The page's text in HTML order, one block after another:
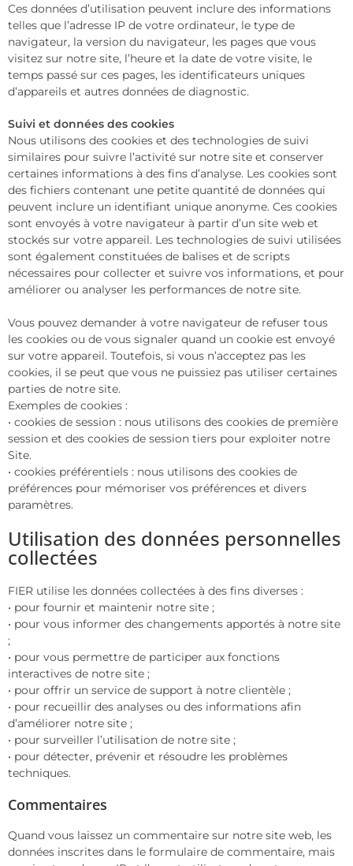
Ces données d’utilisation peuvent inclure des informations
telles que l’adresse IP de votre ordinateur, le type de
navigateur, la version du navigateur, les pages que vous
visitez sur notre site, l’heure et la date de votre visite, le
temps passé sur ces pages, les identificateurs uniques
d’appareils et autres données de diagnostic.
Suivi et données des cookies
Nous utilisons des cookies et des technologies de suivi
similaires pour suivre l’activité sur notre site et conserver
certaines informations à des fins d’analyse. Les cookies sont
des fichiers contenant une petite quantité de données qui
peuvent inclure un identifiant unique anonyme. Ces cookies
sont envoyés à votre navigateur à partir d’un site web et
stockés sur votre appareil. Les technologies de suivi utilisées
sont également constituées de balises et de scripts
nécessaires pour collecter et suivre vos informations, et pour
améliorer ou analyser les performances de notre site.
Vous pouvez demander à votre navigateur de refuser tous
les cookies ou de vous signaler quand un cookie est envoyé
sur votre appareil. Toutefois, si vous n’acceptez pas les
cookies, il se peut que vous ne puissiez pas utiliser certaines
parties de notre site.
Exemples de cookies :
• cookies de session : nous utilisons des cookies de première
session et des cookies de session tiers pour exploiter notre
Site.
• cookies préférentiels : nous utilisons des cookies de
préférences pour mémoriser vos préférences et divers
paramètres.
Utilisation des données personnelles
collectées
FIER utilise les données collectées à des fins diverses :
• pour fournir et maintenir notre site ;
• pour vous informer des changements apportés à notre site
;
• pour vous permettre de participer aux fonctions
interactives de notre site ;
• pour offrir un service de support à notre clientèle ;
• pour recueillir des analyses ou des informations afin
d’améliorer notre site ;
• pour surveiller l’utilisation de notre site ;
• pour détecter, prévenir et résoudre les problèmes
techniques.
Commentaires
Quand vous laissez un commentaire sur notre site web, les
données inscrites dans le formulaire de commentaire, mais